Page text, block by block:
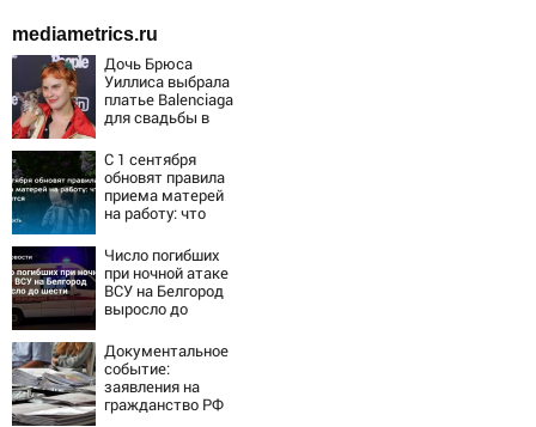
mediametrics.ru
Дочь Брюса
Уиллиса выбрала
платье Balenciaga
для свадьбы в
С 1 сентября
обновят правила
приема матерей
на работу: что
Число погибших
при ночной атаке
ВСУ на Белгород
выросло до
Документальное
событие:
заявления на
гражданство РФ